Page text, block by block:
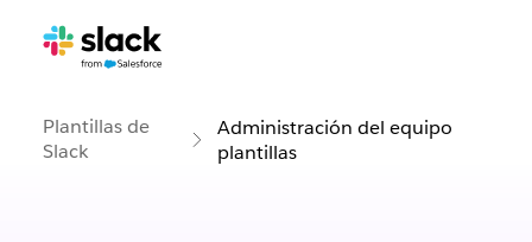
Plantillas de
Slack
Administración del equipo
plantillas